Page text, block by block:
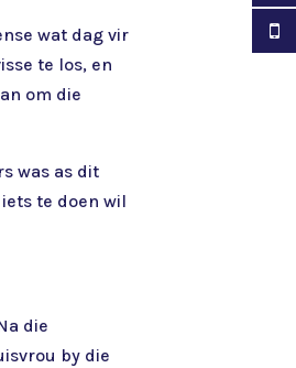
wat dag vir
te los, en
om die
was as dit
te doen wil
die
by die